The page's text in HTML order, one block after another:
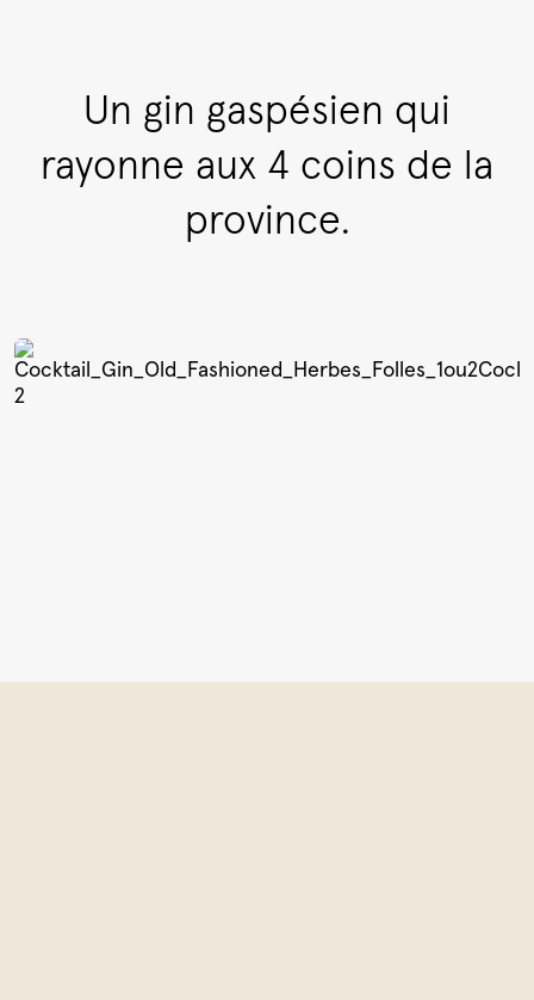
Un gin gaspésien qui
rayonne aux 4 coins de la
province.